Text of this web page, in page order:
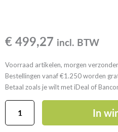
€499,27 incl. BTW
Voorraad artikelen, morgen
Bestellingen vanaf €1.250 worden
Betaal zoals je wilt met iDeal of
Mortelmolen
trommel
accu
In